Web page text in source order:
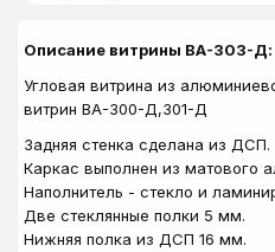
Описание витрины ВА-303-Д:
Угловая витрина из
витрин ВА-300-Д,301-Д
Задняя стенка сделана из ДСП.
Каркас выполнен из матового
Наполнитель - стекло и
Две стеклянные полки 5 мм.
Нижняя полка из ДСП 16 мм.